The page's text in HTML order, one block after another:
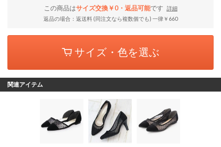
この商品はサイズ交換￥0・返品可能です
詳細
返品の場合：返送料 (同注文なら複数個でも) 一律￥660
サイズ・色を選ぶ
関連アイテム